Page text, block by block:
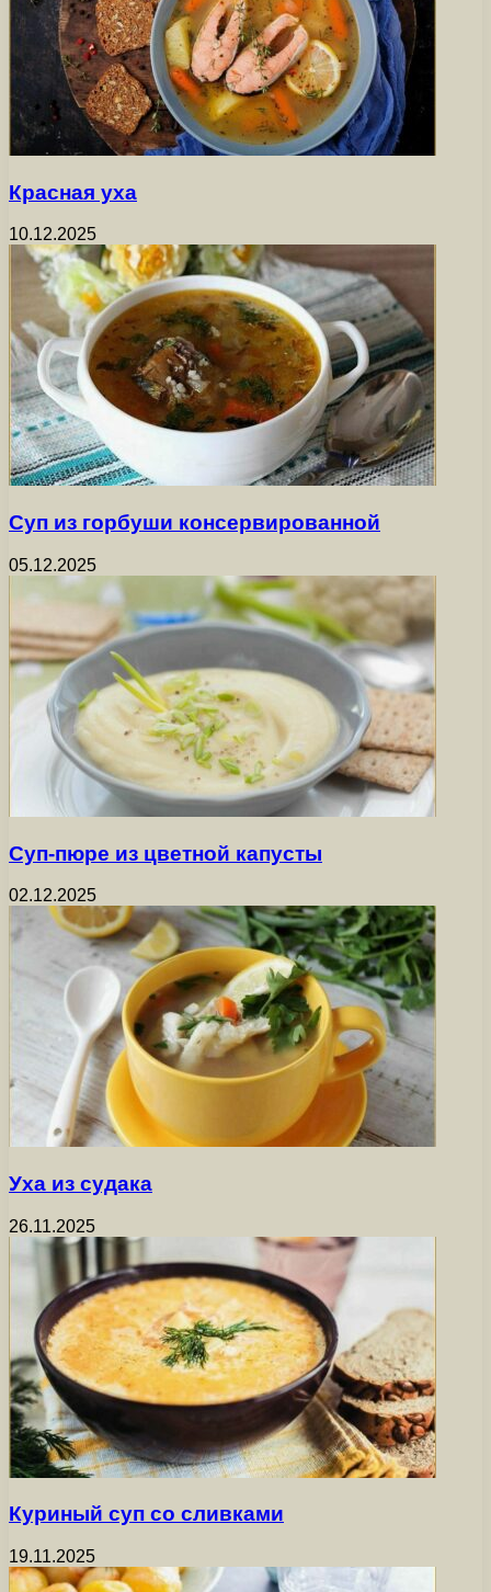
Красная уха
10.12.2025
Суп из горбуши консервированной
05.12.2025
Суп-пюре из цветной капусты
02.12.2025
Уха из судака
26.11.2025
Куриный суп со сливками
19.11.2025